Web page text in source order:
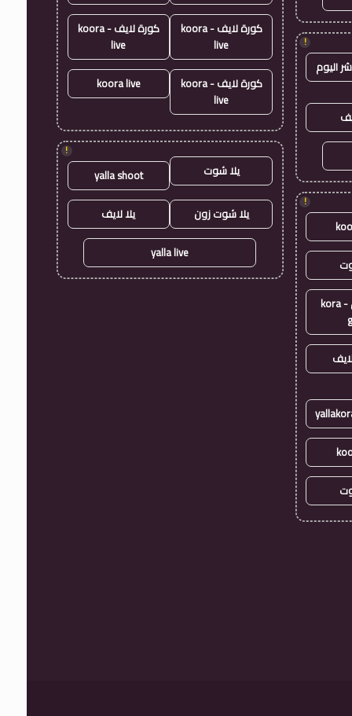
!
اليوم
!
كورة جول - kora
كورة لايف - koora
live
كورة لايف - koora
live
كورة لايف - koora
live
koora live
!
يلا شوت yalla shoot
يلا شوت زون يلا لايف
yalla live